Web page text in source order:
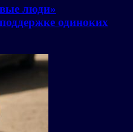
люди»
одиноких